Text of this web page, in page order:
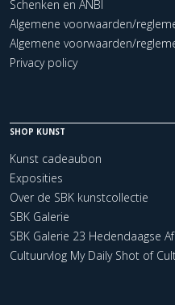
Schenken en ANBI
Algemene voorwaarden/
Algemene voorwaarden/
Privacy policy
SHOP KUNST
Kunst cadeaubon
Exposities
Over de SBK kunstcollectie
SBK Galerie
SBK Galerie 23 Hedendaagse
Cultuurvlog My Daily Shot of